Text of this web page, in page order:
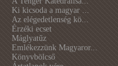
Ki kicsoda a magyar ...
Az elégedetlenség kö...
Érzéki ecset
Máglyatűz
Emlékezzünk Magyaror...
Könyvbölcső